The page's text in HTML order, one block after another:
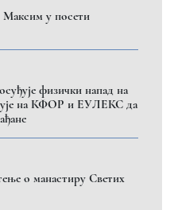
Максим у посети
физички напад на
на КФОР и ЕУЛЕКС да
о манастиру Светих